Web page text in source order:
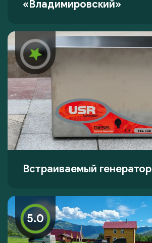
«Владимировский»
Встраиваемый генератор
5.0